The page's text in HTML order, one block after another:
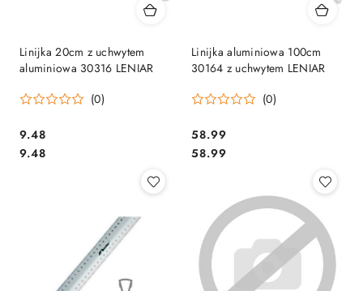
Linijka 20cm z uchwytem
aluminiowa 30316 LENIAR
(0)
Cena:
9.48
Cena:
9.48
Linijka aluminiowa 100cm
30164 z uchwytem LENIAR
(0)
Cena:
58.99
Cena:
58.99